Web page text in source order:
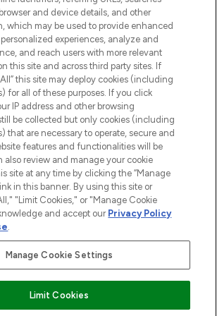
aux cookies
Sell or Share My Personal
Information
ET INFORMATIONS
GÉNÉRALES
DE LOOKFANTASTIC
avec
and device details, and other
which may be used to provide enhanced
experiences, analyze and
and reach users with more relevant
this site and across third party sites. If
this site may deploy cookies (including
for all of these purposes. If you click
IP address and other browsing
be collected but only cookies (including
that are necessary to operate, secure and
features and functionalities will be
also review and manage your cookie
site at any time by clicking the “Manage
in this banner. By using this site or
"Limit Cookies," or "Manage Cookie
and accept our Privacy Policy
.
Manage Cookie Settings
Limit Cookies